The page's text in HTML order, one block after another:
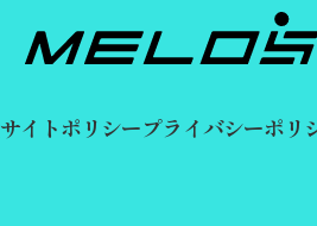
サイトポリシープライバシーポリ